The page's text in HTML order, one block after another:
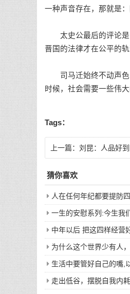
一种声音存在，那就是
太史公最后的评论是：
晋国的法律才在公平的轨
司马迁始终不动声色
时候，社会需要一些伟大
Tags：
上一篇： 刘昆：人品好
猜你喜欢
人在任何年纪都要提防
一生的安慰系列:今生我
中年以后 把这四样经营
为什么这个世界少有人
生活中要管好自己的嘴,
走出低谷，摆脱自我内耗